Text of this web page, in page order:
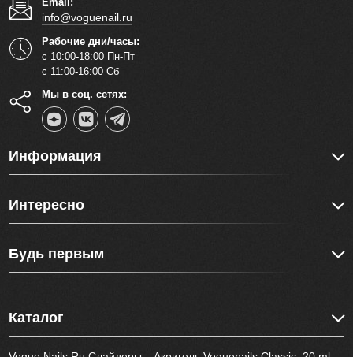
info@voguenail.ru
Рабочие дни/часы:
с 10:00-18:00 Пн-Пт
с 11:00-16:00 Сб
Мы в соц. сетях:
Информация
Интересно
Будь первым
Каталог